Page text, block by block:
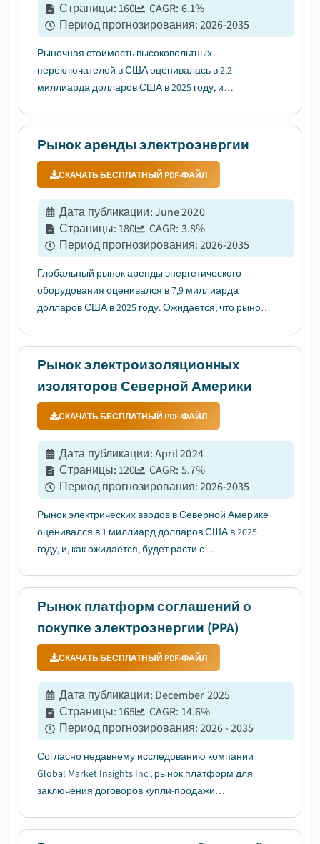
Страницы:160 CAGR: 6.1%
Период прогнозирования:2026-2035
Рыночная стоимость высоковольтных
переключателей в США оценивалась в 2,2
миллиарда долларов США в 2025 году, и
год, что обусловлено быстрым расширением
проектов в области возобновляемой энергетики....
Рынок аренды электроэнергии
СКАЧАТЬ БЕСПЛАТНЫЙ PDF-ФАЙЛ
Дата публикации:June 2020
Страницы:180 CAGR: 3.8%
Период прогнозирования:2026-2035
Глобальный рынок аренды энергетического
оборудования оценивался в 7,9 миллиарда
долларов США в 2025 году. Ожидается, что рынок
при среднегодовом темпе роста (CAGR) 3,8%....
Рынок электроизоляционных
изоляторов Северной Америки
СКАЧАТЬ БЕСПЛАТНЫЙ PDF-ФАЙЛ
Дата публикации:April 2024
Страницы:120 CAGR: 5.7%
Период прогнозирования:2026-2035
Рынок электрических вводов в Северной Америке
оценивался в 1 миллиард долларов США в 2025
году, и, как ожидается, будет расти с
растущей потребностью в современных вводах,
совместимых с системами мониторинга, автомат...
Рынок платформ соглашений о
покупке электроэнергии (PPA)
СКАЧАТЬ БЕСПЛАТНЫЙ PDF-ФАЙЛ
Дата публикации: December 2025
Страницы:165 CAGR: 14.6%
Период прогнозирования:2026 - 2035
Согласно недавнему исследованию компании
Global Market Insights Inc., рынок платформ для
заключения договоров купли-продажи